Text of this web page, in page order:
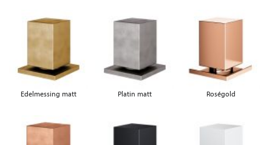
Edelmessing matt Platin matt Roségold